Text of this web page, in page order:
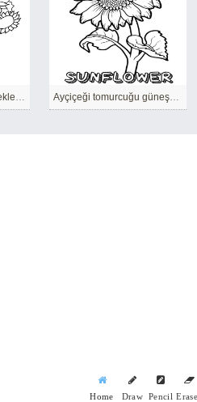
Sepet içinde lüks ayçiçeklerinden oluşan bir buket. Ayçiçeği tomurcuğu güneşe benziyor
Home Draw Pencil